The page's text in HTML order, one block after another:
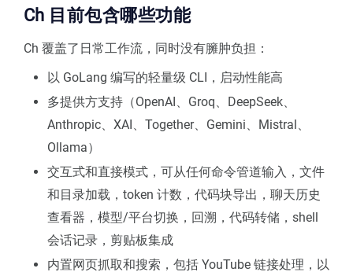
Ch 目前包含哪些功能
Ch 覆盖了日常工作流，同时没有臃肿负担：
以 GoLang 编写的轻量级 CLI，启动性能高
多提供方支持（OpenAI、Groq、DeepSeek、
Anthropic、XAI、Together、Gemini、Mistral、
Ollama）
交互式和直接模式，可从任何命令管道输入，文件
和目录加载，token 计数，代码块导出，聊天历史
查看器，模型/平台切换，回溯，代码转储，shell
会话记录，剪贴板集成
内置网页抓取和搜索，包括 YouTube 链接处理，以